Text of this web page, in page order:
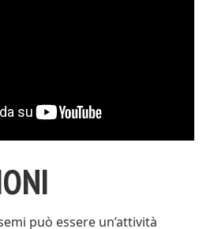
può essere un’attività